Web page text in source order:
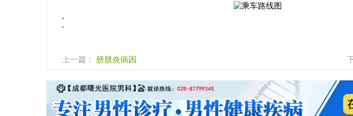
,
.
上一篇： 膀胱炎病因